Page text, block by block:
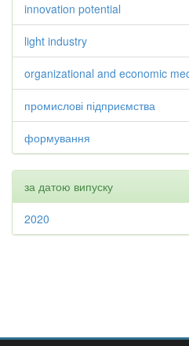
innovation potential
light industry
organizational and economic
промислові підприємства
формування
за датою випуску
2020